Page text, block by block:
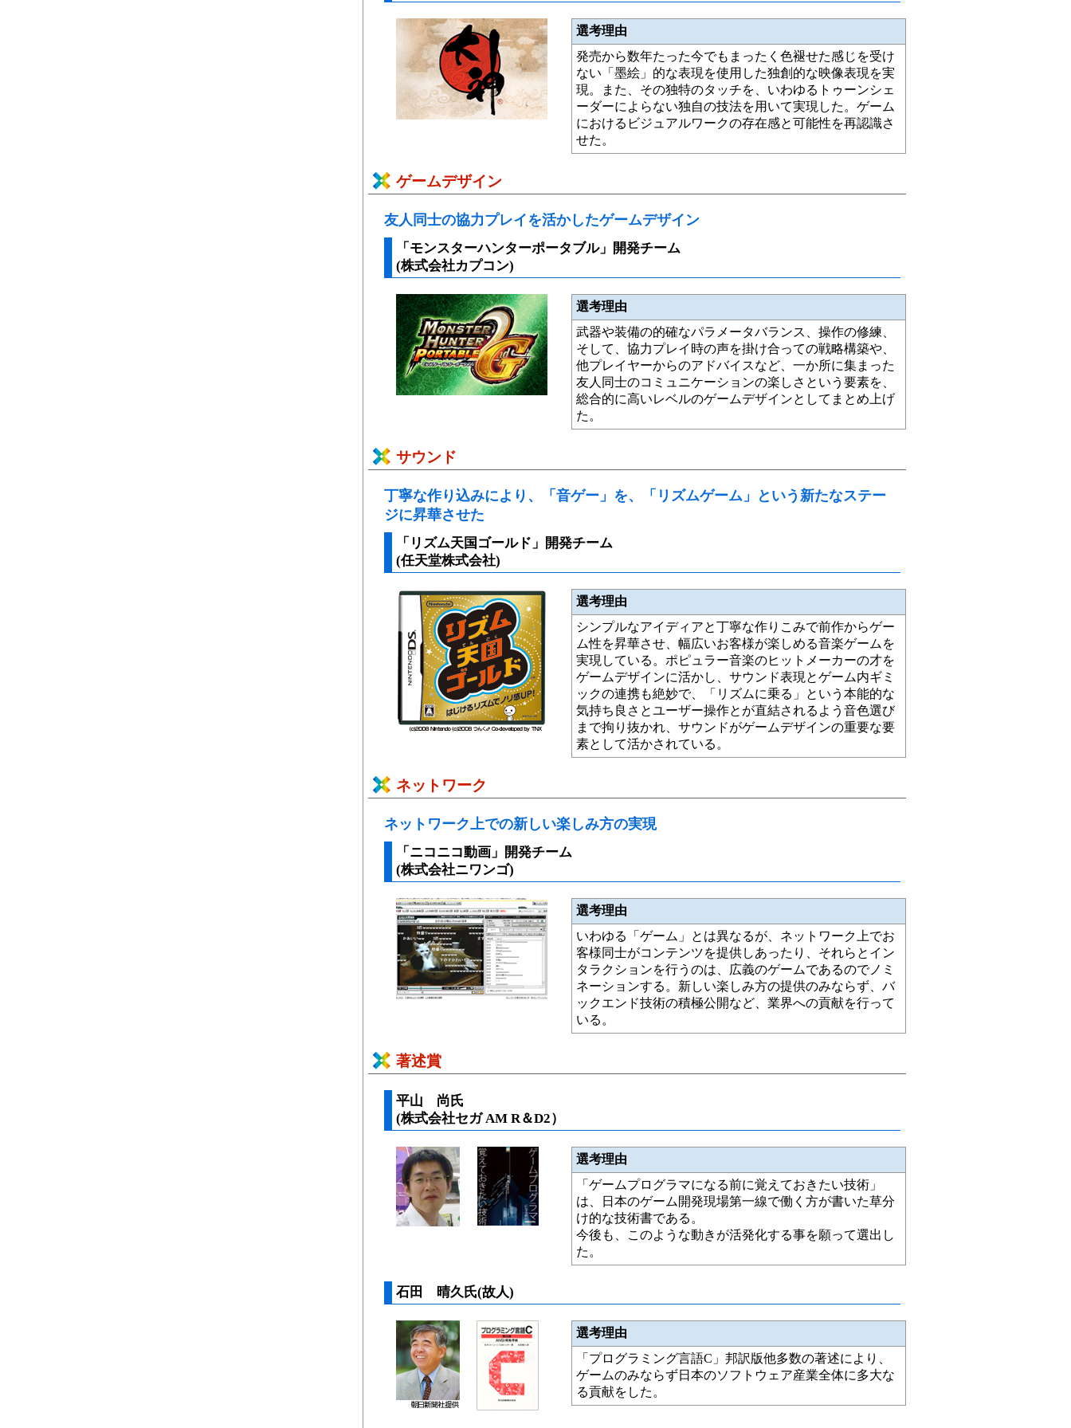
選考理由
発売から数年たった今でもまったく色褪せた感じを受け
ない「墨絵」的な表現を使用した独創的な映像表現を実
現。また、その独特のタッチを、いわゆるトゥーンシェ
ーダーによらない独自の技法を用いて実現した。ゲーム
におけるビジュアルワークの存在感と可能性を再認識さ
せた。
ゲームデザイン
友人同士の協力プレイを活かしたゲームデザイン
「モンスターハンターポータブル」開発チーム
(株式会社カプコン)
選考理由
武器や装備の的確なパラメータバランス、操作の修練、
そして、協力プレイ時の声を掛け合っての戦略構築や、
他プレイヤーからのアドバイスなど、一か所に集まった
友人同士のコミュニケーションの楽しさという要素を、
総合的に高いレベルのゲームデザインとしてまとめ上げ
た。
サウンド
丁寧な作り込みにより、「音ゲー」を、「リズムゲーム」という新たなステー
ジに昇華させた
「リズム天国ゴールド」開発チーム
(任天堂株式会社)
選考理由
シンプルなアイディアと丁寧な作りこみで前作からゲー
ム性を昇華させ、幅広いお客様が楽しめる音楽ゲームを
実現している。ポピュラー音楽のヒットメーカーの才を
ゲームデザインに活かし、サウンド表現とゲーム内ギミ
ックの連携も絶妙で、「リズムに乗る」という本能的な
気持ち良さとユーザー操作とが直結されるよう音色選び
まで拘り抜かれ、サウンドがゲームデザインの重要な要
素として活かされている。
ネットワーク
ネットワーク上での新しい楽しみ方の実現
「ニコニコ動画」開発チーム
(株式会社ニワンゴ)
選考理由
いわゆる「ゲーム」とは異なるが、ネットワーク上でお
客様同士がコンテンツを提供しあったり、それらとイン
タラクションを行うのは、広義のゲームであるのでノミ
ネーションする。新しい楽しみ方の提供のみならず、バ
ックエンド技術の積極公開など、業界への貢献を行って
いる。
著述賞
平山 尚氏
(株式会社セガ AM R＆D2）
選考理由
「ゲームプログラマになる前に覚えておきたい技術」
は、日本のゲーム開発現場第一線で働く方が書いた草分
け的な技術書である。
今後も、このような動きが活発化する事を願って選出し
た。
石田 晴久氏(故人)
選考理由
「プログラミング言語C」邦訳版他多数の著述により、
ゲームのみならず日本のソフトウェア産業全体に多大な
る貢献をした。